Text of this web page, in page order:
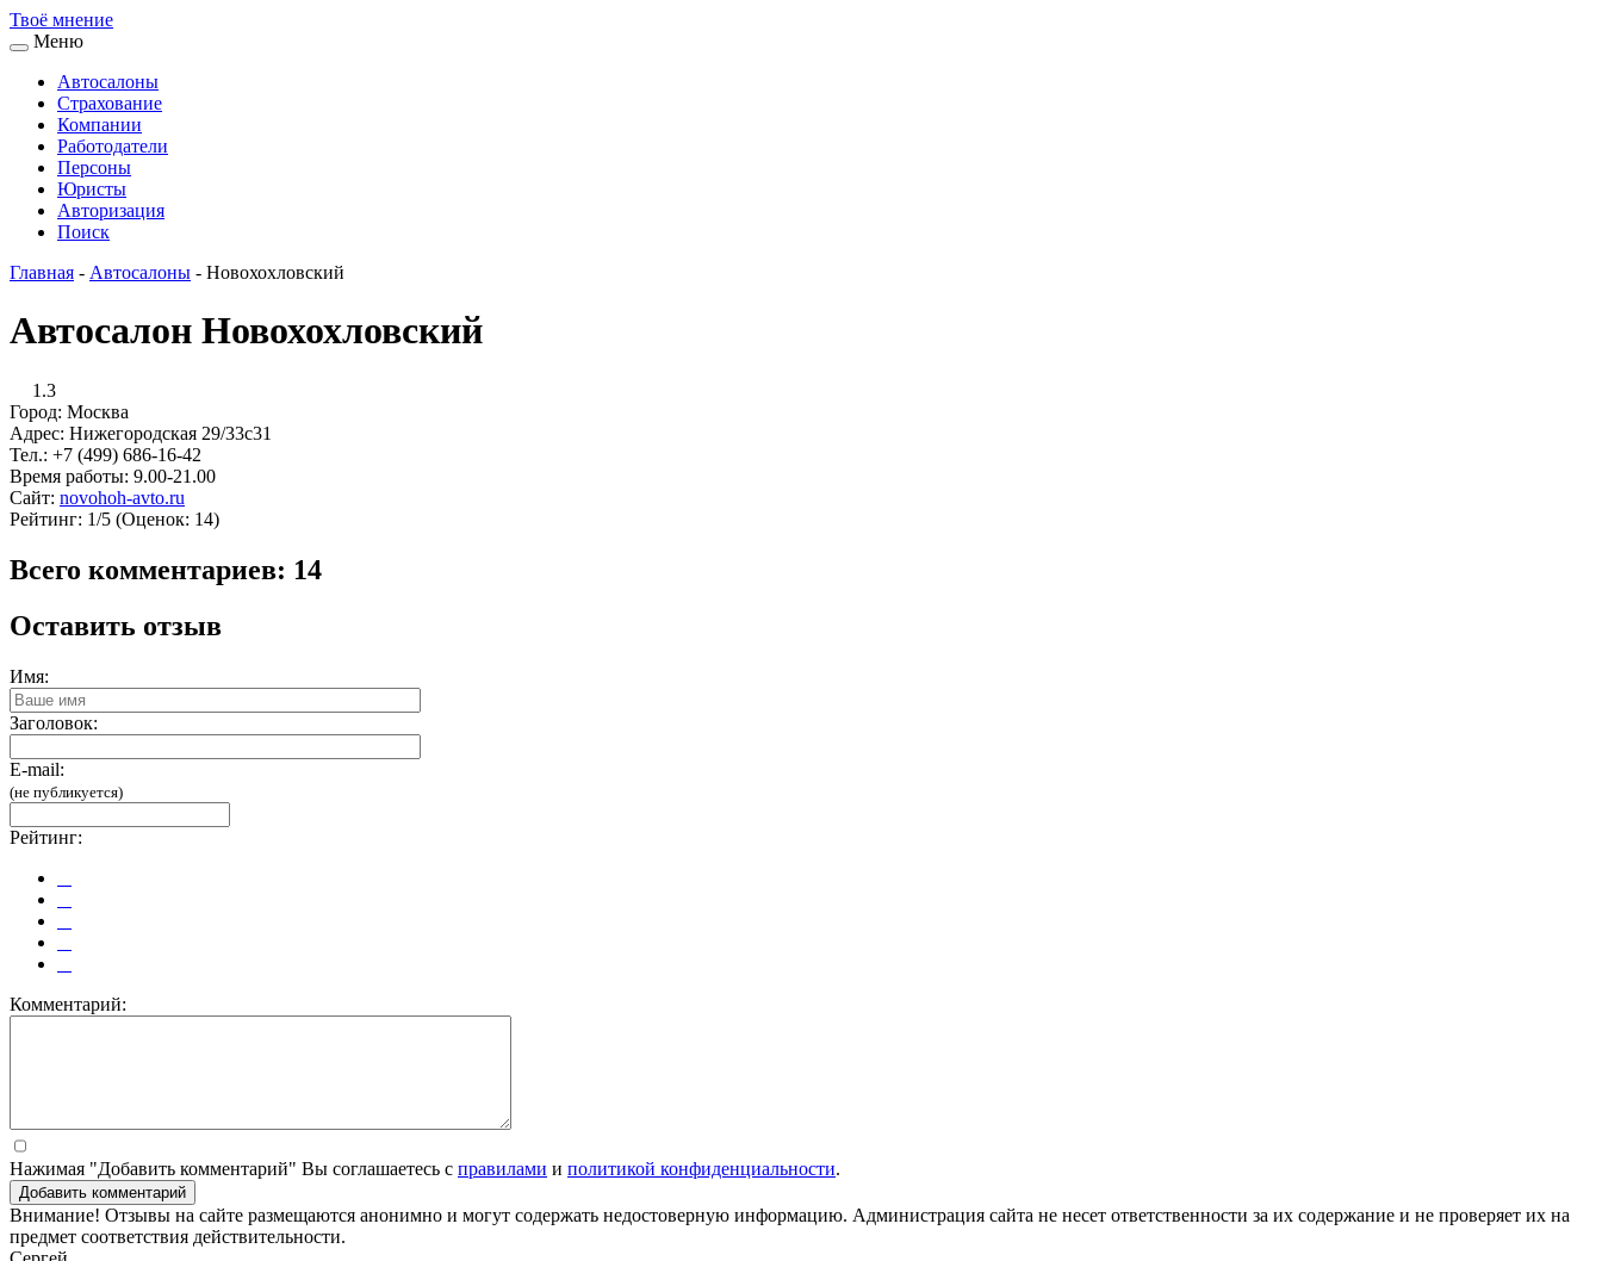
Твоё мнение
Меню
Автосалоны
Страхование
Компании
Работодатели
Персоны
Юристы
Авторизация
Поиск
Главная - Автосалоны - Новохохловский
Автосалон Новохохловский
1.3
Город: Москва
Адрес: Нижегородская 29/33с31
Тел.: +7 (499) 686-16-42
Время работы: 9.00-21.00
Сайт: novohoh-avto.ru
Рейтинг: 1/5 (Оценок: 14)
Всего комментариев: 14
Оставить отзыв
Имя:
Заголовок:
E-mail:
(не публикуется)
Рейтинг:
Комментарий:
Нажимая "Добавить комментарий" Вы соглашаетесь с правилами и политикой конфиденциальности.
Добавить комментарий
Внимание! Отзывы на сайте размещаются анонимно и могут содержать недостоверную информацию. Администрация сайта не несет ответственности за их содержание и не проверяет их на
предмет соответствия действительности.